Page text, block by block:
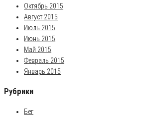
Октябрь 2015
Август 2015
Июль 2015
Июнь 2015
Май 2015
Февраль 2015
Январь 2015
Рубрики
Бег